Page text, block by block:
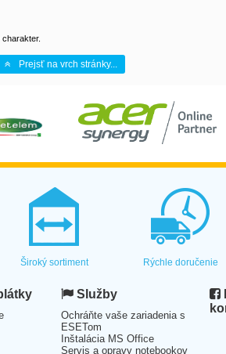
Prejsť na vrch stránky...
Široký sortiment Rýchle doručenie
Služby
Ochráňte vaše zariadenia s
ESETom
Inštalácia MS Office
Servis a opravy notebookov